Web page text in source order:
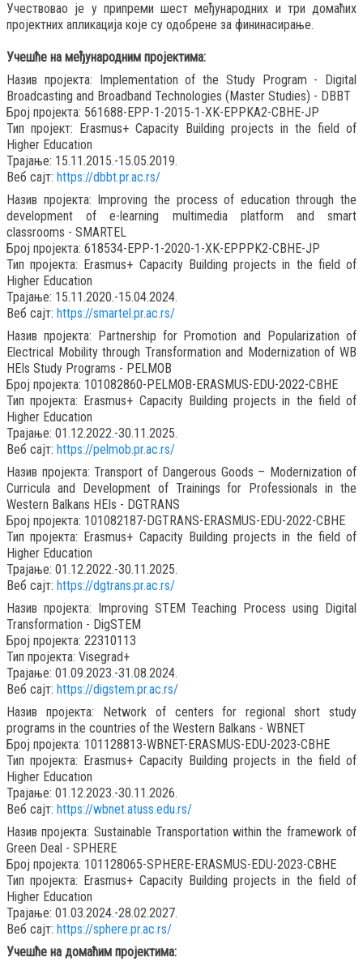
Учествовао је у припреми шест међународних и три домаћих
пројектних апликација које су одобрене за фининасирање.
Учешће на међународним пројектима:
Назив пројекта: Implementation of the Study Program - Digital
Broadcasting and Broadband Technologies (Master Studies) - DBBT
Број пројекта: 561688-EPP-1-2015-1-XK-EPPKA2-CBHE-JP
Тип пројект: Erasmus+ Capacity Building projects in the field of
Higher Education
Трајање: 15.11.2015.-15.05.2019.
Веб сајт: https://dbbt.pr.ac.rs/
Назив пројекта: Improving the process of education through the
development of e-learning multimedia platform and smart
classrooms - SMARTEL
Број пројекта: 618534-EPP-1-2020-1-XK-EPPPK2-CBHE-JP
Тип пројекта: Erasmus+ Capacity Building projects in the field of
Higher Education
Трајање: 15.11.2020.-15.04.2024.
Веб сајт: https://smartel.pr.ac.rs/
Назив пројекта: Partnership for Promotion and Popularization of
Electrical Mobility through Transformation and Modernization of WB
HEIs Study Programs - PELMOB
Број пројекта: 101082860-PELMOB-ERASMUS-EDU-2022-CBHE
Тип пројекта: Erasmus+ Capacity Building projects in the field of
Higher Education
Трајање: 01.12.2022.-30.11.2025.
Веб сајт: https://pelmob.pr.ac.rs/
Назив пројекта: Transport of Dangerous Goods – Modernization of
Curricula and Development of Trainings for Professionals in the
Western Balkans HEIs - DGTRANS
Број пројекта: 101082187-DGTRANS-ERASMUS-EDU-2022-CBHE
Тип пројекта: Erasmus+ Capacity Building projects in the field of
Higher Education
Трајање: 01.12.2022.-30.11.2025.
Веб сајт: https://dgtrans.pr.ac.rs/
Назив пројекта: Improving STEM Teaching Process using Digital
Transformation - DigSTEM
Број пројекта: 22310113
Тип пројекта: Visegrad+
Трајање: 01.09.2023.-31.08.2024.
Веб сајт: https://digstem.pr.ac.rs/
Назив пројекта: Network of centers for regional short study
programs in the countries of the Western Balkans - WBNET
Број пројекта: 101128813-WBNET-ERASMUS-EDU-2023-CBHE
Тип пројекта: Erasmus+ Capacity Building projects in the field of
Higher Education
Трајање: 01.12.2023.-30.11.2026.
Веб сајт: https://wbnet.atuss.edu.rs/
Назив пројекта: Sustainable Transportation within the framework of
Green Deal - SPHERE
Број пројекта: 101128065-SPHERE-ERASMUS-EDU-2023-CBHE
Тип пројекта: Erasmus+ Capacity Building projects in the field of
Higher Education
Трајање: 01.03.2024.-28.02.2027.
Веб сајт: https://sphere.pr.ac.rs/
Учешће на домаћим пројектима: